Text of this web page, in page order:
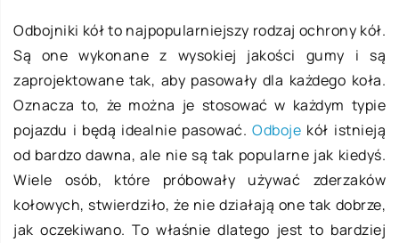
Odbojniki kół to najpopularniejszy rodzaj ochrony kół.
Są one wykonane z wysokiej jakości gumy i są
zaprojektowane tak, aby pasowały dla każdego koła.
Oznacza to, że można je stosować w każdym typie
pojazdu i będą idealnie pasować.Odboje kół istnieją
od bardzo dawna, ale nie są tak popularne jak kiedyś.
Wiele osób, które próbowały używać zderzaków
kołowych, stwierdziło, że nie działają one tak dobrze,
jak oczekiwano. To właśnie dlatego jest to bardziej